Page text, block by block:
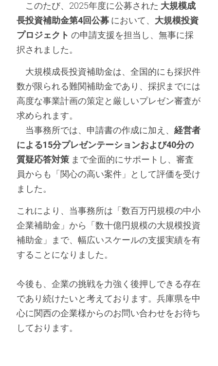
このたび、2025年度に公募された 大規模成
長投資補助金第4回公募 において、 大規模投資
プロジェクト の申請支援を担当し、無事に採
択されました。
大規模成長投資補助金は、全国的にも採択件
数が限られる難関補助金であり、採択までには
高度な事業計画の策定と厳しいプレゼン審査が
求められます。
当事務所では、申請書の作成に加え、 経営者
による15分プレゼンテーションおよび40分の
質疑応答対策 まで全面的にサポートし、審査
員からも「関心の高い案件」として評価を受け
ました。
これにより、当事務所は「数百万円規模の中小
企業補助金」から「数十億円規模の大規模投資
補助金」まで、幅広いスケールの支援実績を有
することになりました。
今後も、企業の挑戦を力強く後押しできる存在
であり続けたいと考えております。兵庫県を中
心に関西の企業様からのお問い合わせをお待ち
しております。